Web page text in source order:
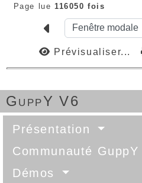
GuppY V6
Présentation
Communauté GuppY
Démos
Page lue 116050 fois
Prévisualiser...